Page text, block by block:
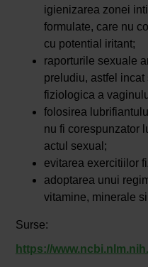
igienizarea zonei
formulate, care nu
cu potential iritant;
raporturile sexuale
preludiu, astfel
fiziologica a
folosirea
nu fi corespunzator
actul sexual;
evitarea exercitiilor
adoptarea unui
vitamine, minerale
Surse:
https://